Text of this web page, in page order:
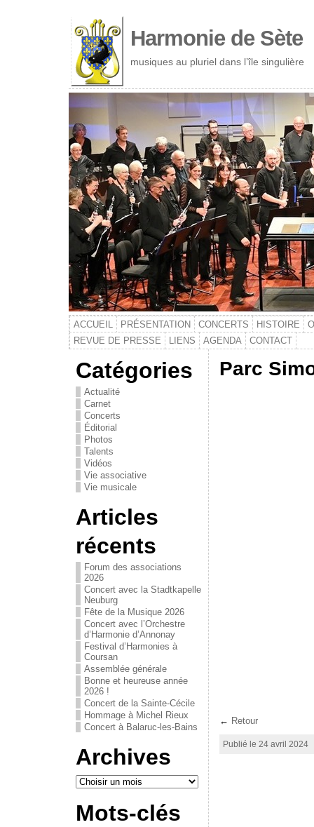
Harmonie de Sète
musiques au pluriel dans l’île singulière
ACCUEIL PRÉSENTATION CONCERTS HISTOIRE
REVUE DE PRESSE
LIENS AGENDA CONTACT
Catégories
Actualité
Carnet
Concerts
Éditorial
Photos
Talents
Vidéos
Vie associative
Vie musicale
Articles
récents
Forum des associations
2026
Concert avec la Stadtkapelle
Neuburg
Fête de la Musique 2026
Concert avec l’Orchestre
d’Harmonie d’Annonay
Festival d’Harmonies à
Coursan
Assemblée générale
Bonne et heureuse année
2026 !
Concert de la Sainte-Cécile
Hommage à Michel Rieux
Concert à Balaruc-les-Bains
Archives
Mots-clés
Parc
← Retour
Publié le 24 avril 2024